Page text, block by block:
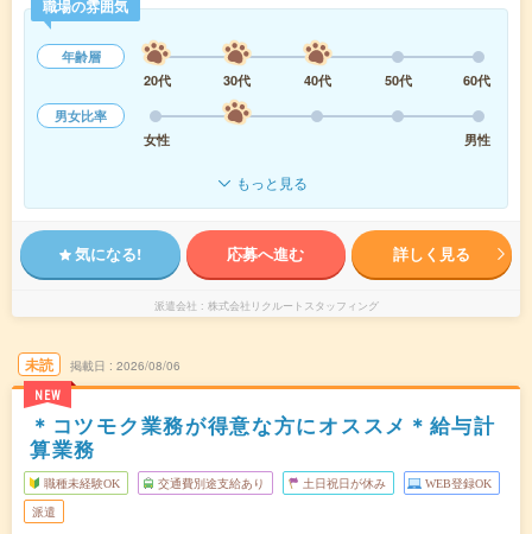
職場の雰囲気
年齢層
20代
30代 40代 50代
60代
男女比率
女性
男性
もっと見る
気になる! 応募へ進む 詳しく見る
派遣会社 株式会社リクルートスタッフィング
未読
NEW
掲載日 2026/08/06
＊コツモク業務が得意な方にオススメ＊給与計
算業務
職種未経験OK 交通費別途支給あり 土日祝日が休み WEB登録OK
派遣